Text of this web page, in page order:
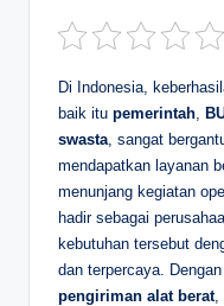
D
Di Indonesia,
baik itu pemerintah
swasta , sangat
mendapatkan layanan
menunjang kegiatan
hadir sebagai
kebutuhan tersebut
dan terpercaya.
pengiriman alat berat,